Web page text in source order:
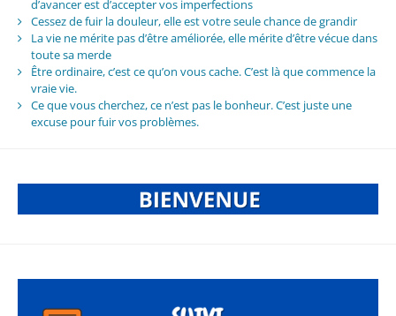
d’avancer est d’accepter vos imperfections
Cessez de fuir la douleur, elle est votre seule chance de grandir
La vie ne mérite pas d’être améliorée, elle mérite d’être vécue dans
toute sa merde
Être ordinaire, c’est ce qu’on vous cache. C’est là que commence la
vraie vie.
Ce que vous cherchez, ce n’est pas le bonheur. C’est juste une
excuse pour fuir vos problèmes.